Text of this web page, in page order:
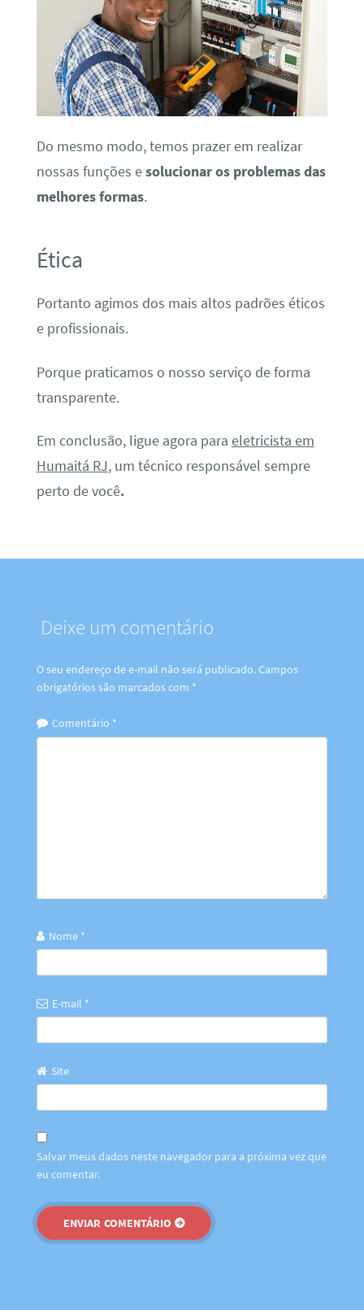
Do mesmo modo, temos prazer em realizar
nossas funções esolucionar os problemas das
melhores formas.
Ética
Portanto agimos dos mais altos padrões éticos
e profissionais.
Porque praticamos o nosso serviço de forma
transparente.
Em conclusão, ligue agora para eletricista em
Humaitá RJ, um técnico responsável sempre
perto de você.
Deixe um comentário
O seu endereço de e-mail não será publicado.Campos
obrigatórios são marcados com *
Comentário *
Nome *
E-mail *
Site
Salvar meus dados neste navegador para a próxima vez que
eu comentar.